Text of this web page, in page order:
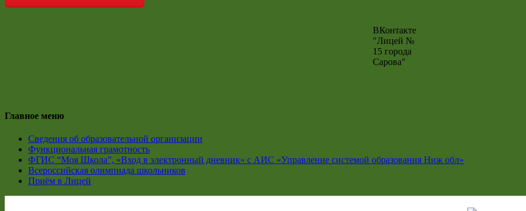
ВКонтакте
"Лицей №
15 города
Сарова"
Главное меню
Сведения об образовательной организации
Функциональная грамотность
ФГИС “Моя Школа”, «Вход в электронный дневник» с АИС «Управление системой образования Ниж обл»
Всероссийская олимпиада школьников
Приём в Лицей